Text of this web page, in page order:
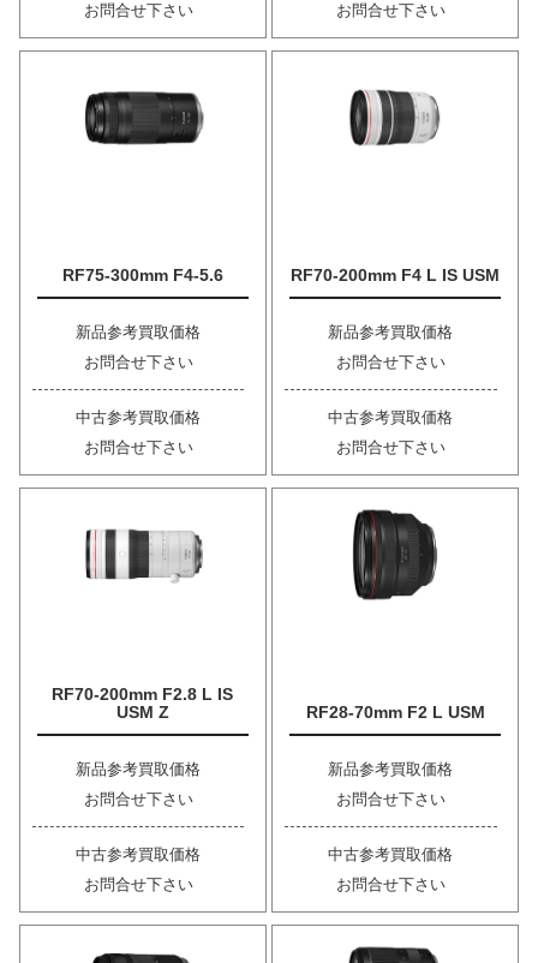
お問合せ下さい
お問合せ下さい
RF75-300mm F4-5.6
新品参考買取価格
お問合せ下さい
中古参考買取価格
お問合せ下さい
RF70-200mm F4 L IS USM
新品参考買取価格
お問合せ下さい
中古参考買取価格
お問合せ下さい
RF70-200mm F2.8 L IS
USM Z
新品参考買取価格
お問合せ下さい
中古参考買取価格
お問合せ下さい
RF28-70mm F2 L USM
新品参考買取価格
お問合せ下さい
中古参考買取価格
お問合せ下さい